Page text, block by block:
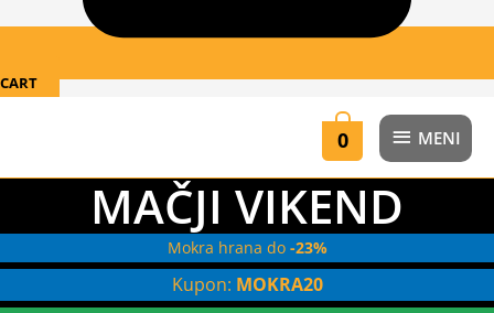
CART
MENI
MENI
0
MAČJI VIKEND
Mokra hrana do -23%
Kupon: MOKRA20